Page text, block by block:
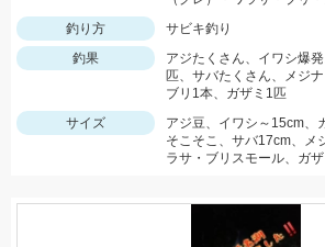
釣り方
サビキ釣り
釣果
アジたくさん、イワシ爆
匹、サバたくさん、メジ
ブリ1本、ガザミ1匹
サイズ
アジ豆、イワシ～15cm、
そこそこ、サバ17cm、メ
ラサ・ブリスモール、ガ